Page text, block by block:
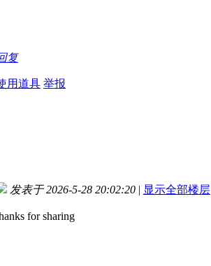
复
用道具 举报
发表于 2026-5-28 20:02:20 | 显示全部楼层
for sharing